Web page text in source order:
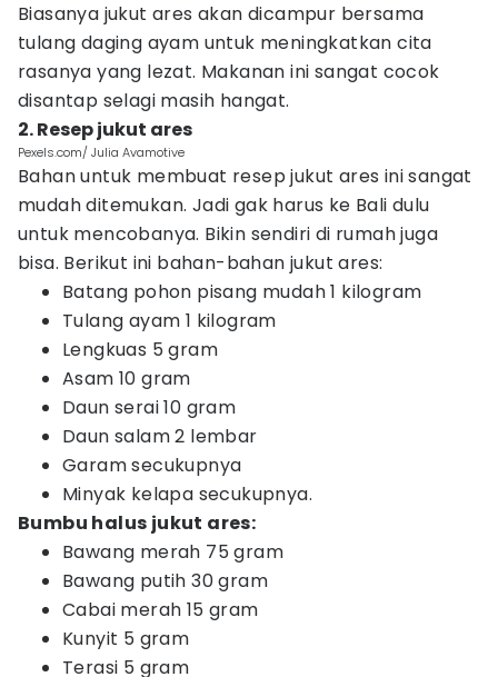
Biasanya jukut ares akan dicampur bersama
tulang daging ayam untuk meningkatkan cita
rasanya yang lezat. Makanan ini sangat cocok
disantap selagi masih hangat.
2. Resep jukut ares
Pexels.com/ Julia Avamotive
Bahan untuk membuat resep jukut ares ini sangat
mudah ditemukan. Jadi gak harus ke Bali dulu
untuk mencobanya. Bikin sendiri di rumah juga
bisa. Berikut ini bahan-bahan jukut ares:
Batang pohon pisang mudah 1 kilogram
Tulang ayam 1 kilogram
Lengkuas 5 gram
Asam 10 gram
Daun serai 10 gram
Daun salam 2 lembar
Garam secukupnya
Minyak kelapa secukupnya.
Bumbu halus jukut ares:
Bawang merah 75 gram
Bawang putih 30 gram
Cabai merah 15 gram
Kunyit 5 gram
Terasi 5 gram